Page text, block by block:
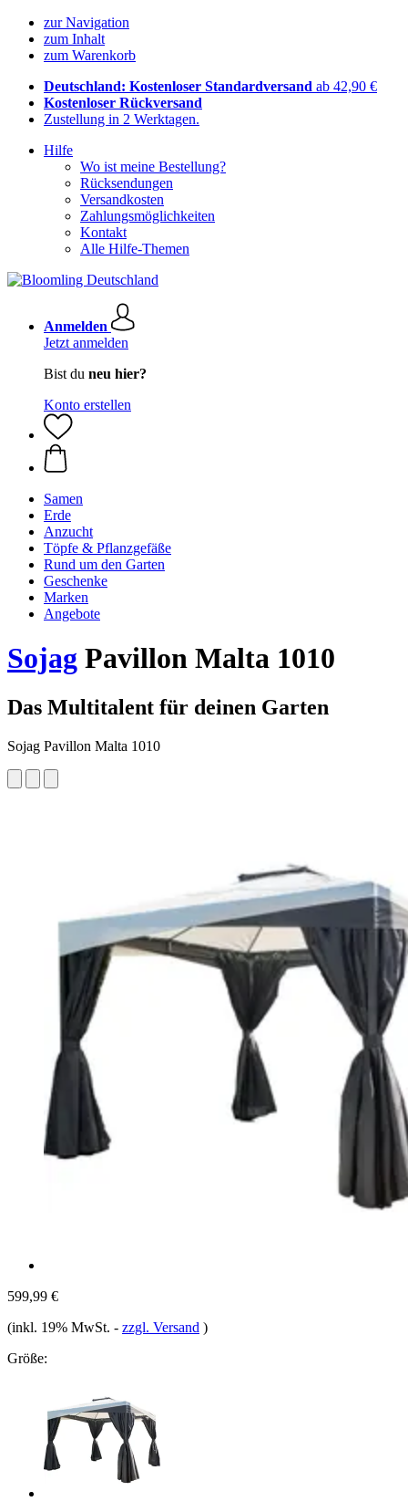
zur Navigation
zum Inhalt
zum Warenkorb
Deutschland: Kostenloser Standardversand ab 42,90 €
Kostenloser Rückversand
Zustellung in 2 Werktagen.
Hilfe
Wo ist meine Bestellung?
Rücksendungen
Versandkosten
Zahlungsmöglichkeiten
Kontakt
Alle Hilfe-Themen
Anmelden
Jetzt anmelden
Bist du neu hier?
Konto erstellen
Samen
Erde
Anzucht
Töpfe & Pflanzgefäße
Rund um den Garten
Geschenke
Marken
Angebote
Sojag Pavillon Malta 1010
Das Multitalent für deinen Garten
Sojag Pavillon Malta 1010
599,99 €
(inkl. 19% MwSt. - zzgl. Versand )
Größe: